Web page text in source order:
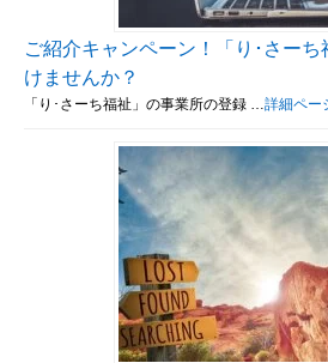
ご紹介キャンペーン！「り･さー
けませんか？
「り･さーち福祉」の事業所の登録 … 詳細ペー